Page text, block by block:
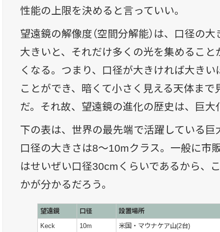
性能の上限を決めると言っていい。
望遠鏡の解像度（空間分解能）は、口径の
大きいと、それだけ多くの光を集めるこ
くなる。つまり、口径が大きければ大き
ことができ、暗くて小さく見える天体まで
だ。それ故、望遠鏡の進化の歴史は、巨
下の表は、世界の最先端で活躍している
口径の大きさは8〜10mクラス。一般に市
はせいぜい口径30cmくらいであるから、
かが分かるだろう。
望遠鏡 口径
設置場所
Keck
10m 米国・マウナケア山(2台)